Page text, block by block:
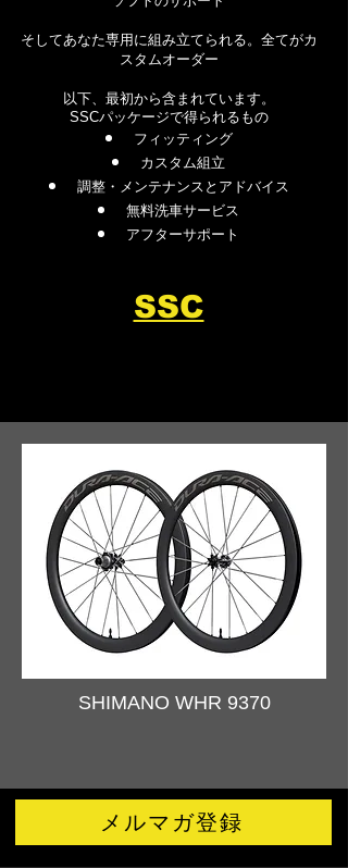
そしてあなた専用に組み立てられる。全てがカ
スタムオーダー
以下、最初から含まれています。
SSCパッケージで得られるもの
フィッティング
カスタム組立
調整・メンテナンスとアドバイス
無料洗車サービス
アフターサポート
SSC
SHIMANO WHR 9370
メルマガ登録